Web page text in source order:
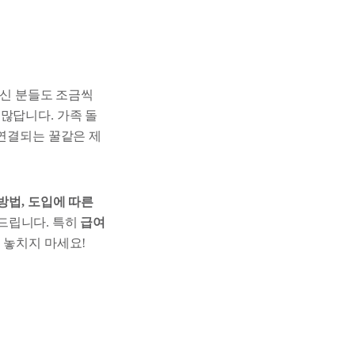
분들도 조금씩
답니다. 가족 돌
결되는 꿀같은 제
법, 도입에 따른
립니다. 특히 급여
치지 마세요!